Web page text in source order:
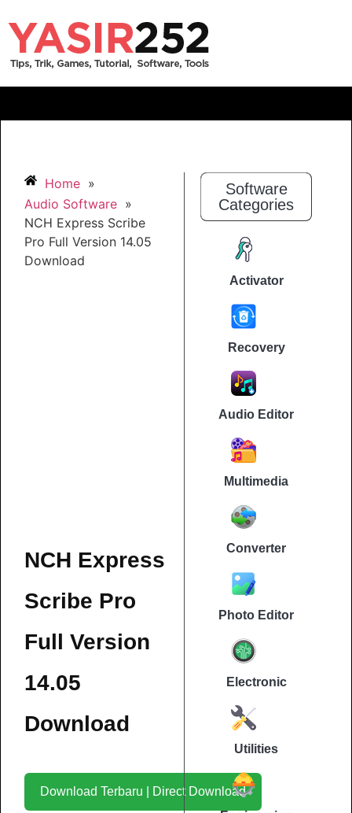
Home »
Audio Software »
NCH Express Scribe
Pro Full Version 14.05
Download
NCH Express
Scribe Pro
Full Version
14.05
Download
Download Terbaru | Direct Download
Software
Categories
Activator
Recovery
Audio Editor
Multimedia
Converter
Photo Editor
Electronic
Utilities